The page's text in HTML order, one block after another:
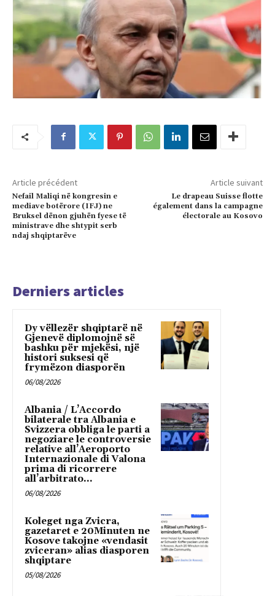
Article précédent
Nefail Maliqi në kongresin e
mediave botërore (IFJ) ne
Bruksel dënon gjuhën fyese të
ministrave dhe shtypit serb
ndaj shqiptarëve
Article suivant
Le drapeau Suisse flotte
également dans la campagne
électorale au Kosovo
Derniers articles
Dy vëllezër shqiptarë në
Gjenevë diplomojnë së
bashku për mjekësi, një
histori suksesi që
frymëzon diasporën
06/08/2026
Albania / L’Accordo
bilaterale tra Albania e
Svizzera obbliga le parti a
negoziare le controversie
relative all’Aeroporto
Internazionale di Valona
prima di ricorrere
all’arbitrato...
06/08/2026
Koleget nga Zvicra,
gazetaret e 20Minuten ne
Kosove takojne «vendasit
zviceran» alias diasporen
shqiptare
05/08/2026